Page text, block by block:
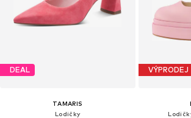
DEAL
TAMARIS
Lodičky
VÝPRODEJ